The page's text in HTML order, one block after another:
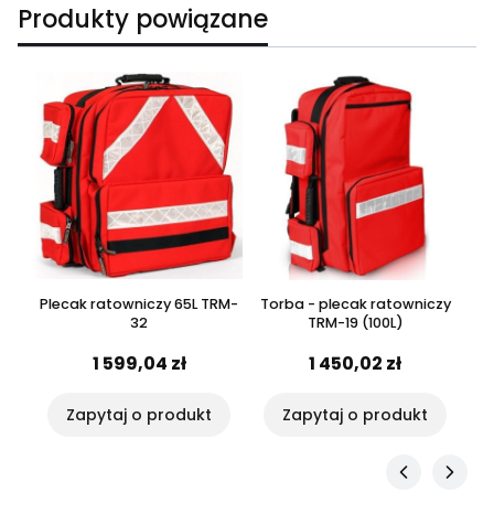
Produkty powiązane
Plecak ratowniczy 65L TRM-
32
1 599,04 zł
Zapytaj o produkt
Torba - plecak ratowniczy
TRM-19 (100L)
1 450,02 zł
Zapytaj o produkt